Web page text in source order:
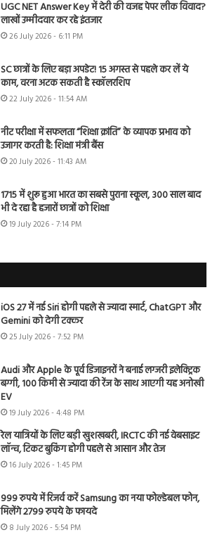
UGC NET Answer Key में देरी की वजह पेपर लीक विवाद?
लाखों उम्मीदवार कर रहे इंतजार
26 July 2026 - 6:11 PM
SC छात्रों के लिए बड़ा अपडेट! 15 अगस्त से पहले कर लें ये
काम, वरना अटक सकती है स्कॉलरशिप
22 July 2026 - 11:54 AM
नीट परीक्षा में सफलता “शिक्षा क्रांति” के व्यापक प्रभाव को
उजागर करती है: शिक्षा मंत्री बैंस
20 July 2026 - 11:43 AM
1715 में शुरू हुआ भारत का सबसे पुराना स्कूल, 300 साल बाद
भी दे रहा है हजारों छात्रों को शिक्षा
19 July 2026 - 7:14 PM
iOS 27 में नई Siri होगी पहले से ज्यादा स्मार्ट, ChatGPT और
Gemini को देगी टक्कर
25 July 2026 - 7:52 PM
Audi और Apple के पूर्व डिजाइनरों ने बनाई लग्जरी इलेक्ट्रिक
बग्गी, 100 किमी से ज्यादा की रेंज के साथ आएगी यह अनोखी
EV
19 July 2026 - 4:48 PM
रेल यात्रियों के लिए बड़ी खुशखबरी, IRCTC की नई वेबसाइट
लॉन्च, टिकट बुकिंग होगी पहले से आसान और तेज
16 July 2026 - 1:45 PM
999 रुपये में रिजर्व करें Samsung का नया फोल्डेबल फोन,
मिलेंगे 2799 रुपये के फायदे
8 July 2026 - 5:54 PM